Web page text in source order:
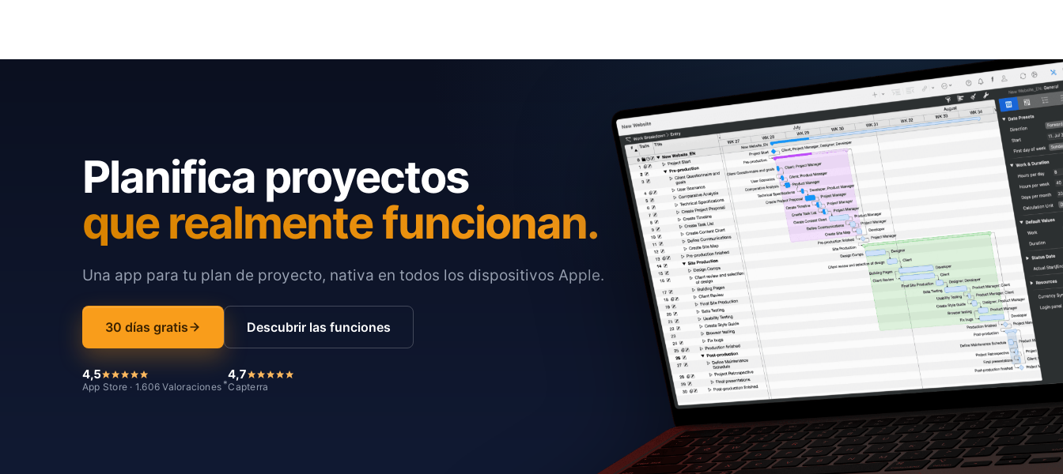
Planifica proyectos
que realmente funcionan.
Una app para tu plan de proyecto, nativa en todos los dispositivos Apple.
30 días gratis Descubrir las funciones
4,5
App Store · 1.606 Valoraciones *
4,7
Capterra